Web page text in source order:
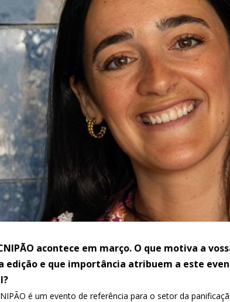
acontece em março. O que motiva a
edição e que importância atribuem a este
é um evento de referência para o setor da